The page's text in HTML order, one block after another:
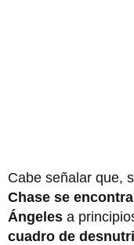
Cabe señalar que,
Chase se
Ángeles a
cuadro de